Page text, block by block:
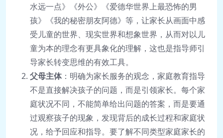
水远一点》《外公》《爱德华世界上最恐怖的男
孩》《我的秘密朋友阿德》等，让家长从画面中感
受儿童的世界、现实世界和想象世界，从而对以儿
童为本的理念有更具象化的理解，这也是指导师引
导家长转变思维的有效工具。
父母主体：明确为家长服务的观念，家庭教育指导
不是直接解决孩子的问题，而是引领家长。每个家
庭状况不同，不能简单给出问题的答案，而是要通
过观察孩子的现象，发现背后的成长过程和家庭状
况，给予回应和指导。要了解不同类型家庭家长的